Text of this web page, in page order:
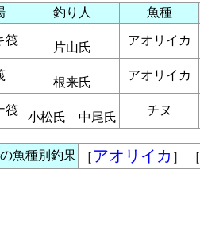
釣り人 魚種
筏
片山氏
アオリイカ
根来氏
アオリイカ
筏
小松氏 中尾氏
チヌ
魚種別釣果 ［ アオリイカ ］ ［